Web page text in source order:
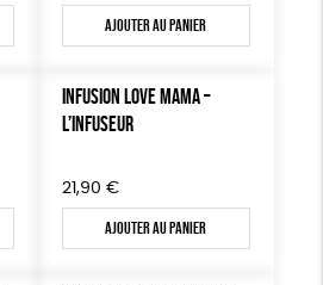
Ajouter au panier
INFUSION LOVE MAMA –
L’INFUSEUR
21,90 €
Ajouter au panier